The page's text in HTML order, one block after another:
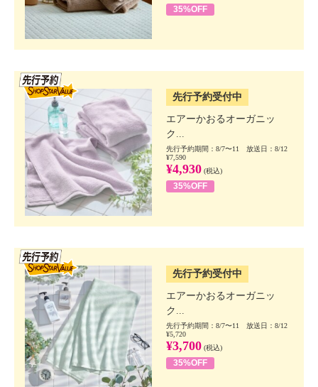
35%OFF
先行予約受付中
エアーかおるオーガニッ
ク...
先行予約期間：8/7〜11 放送日：8/12
¥7,590
¥4,930 (税込)
35%OFF
先行予約受付中
エアーかおるオーガニッ
ク...
先行予約期間：8/7〜11 放送日：8/12
¥5,720
¥3,700 (税込)
35%OFF